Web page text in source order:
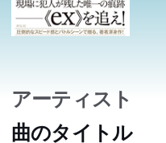
アーティスト
曲のタイトル